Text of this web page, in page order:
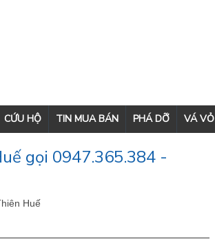
CỨU HỘ TIN MUA BÁN PHÁ DỠ VÁ VỎ
gọi 0947.365.384 -
Huế